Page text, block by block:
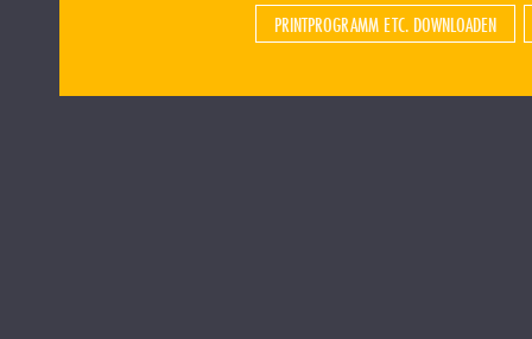
PRINTPROGRAMM ETC. DOWNLOADEN